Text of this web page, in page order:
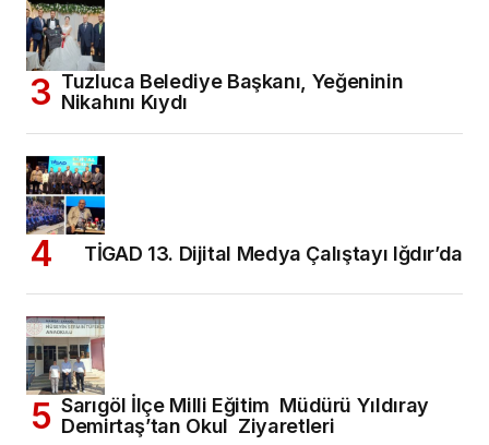
Tuzluca Belediye Başkanı, Yeğeninin
Nikahını Kıydı
TİGAD 13. Dijital Medya Çalıştayı Iğdır’da
Sarıgöl İlçe Milli Eğitim Müdürü Yıldıray
Demirtaş’tan Okul Ziyaretleri